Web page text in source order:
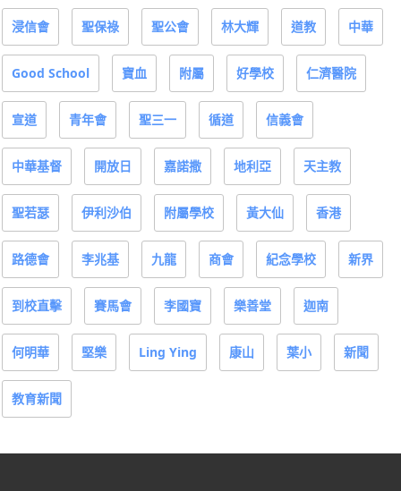
浸信會 聖保祿 聖公會 林大輝 道教 中華
Good School 寶血 附屬 好學校 仁濟醫院
宣道 青年會 聖三一 循道 信義會
中華基督 開放日 嘉諾撒 地利亞 天主教
聖若瑟 伊利沙伯 附屬學校 黃大仙 香港
路德會 李兆基 九龍 商會 紀念學校 新界
到校直擊 賽馬會 李國寶 樂善堂 迦南
何明華 堅樂 Ling Ying 康山 葉小 新聞
教育新聞